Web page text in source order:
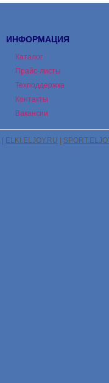
ИНФОРМАЦИЯ
Каталог
Прайс-листы
Техподдержка
Контакты
Вакансии
ELKI.ELJOY.RU